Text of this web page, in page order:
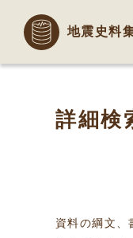
地震史料
詳細検
資料の綱文、